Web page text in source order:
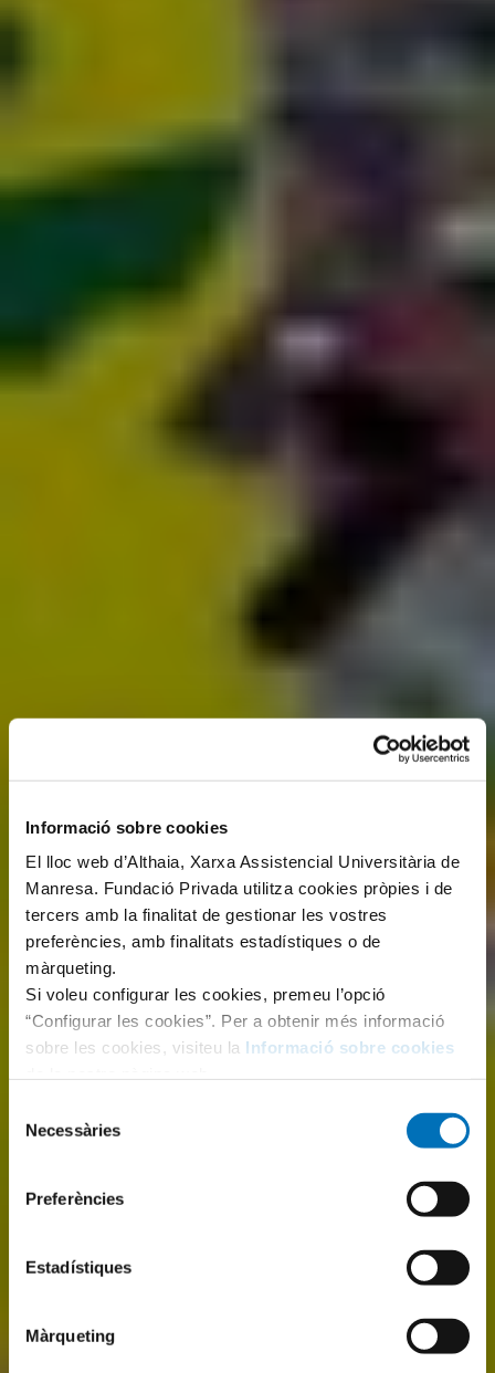
Informació sobre cookies
El lloc web d’Althaia, Xarxa Assistencial Universitària de
Manresa. Fundació Privada utilitza cookies pròpies i de
tercers amb la finalitat de gestionar les vostres
preferències, amb finalitats estadístiques o de
màrqueting.
Si voleu configurar les cookies, premeu l’opció
“Configurar les cookies”. Per a obtenir més informació
sobre les cookies, visiteu la Informació sobre cookies
Necessàries
Preferències
Estadístiques
Màrqueting